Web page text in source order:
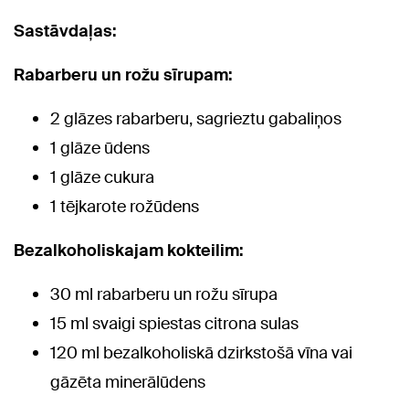
Sastāvdaļas:
Rabarberu un rožu sīrupam:
2 glāzes rabarberu, sagrieztu gabaliņos
1 glāze ūdens
1 glāze cukura
1 tējkarote rožūdens
Bezalkoholiskajam kokteilim:
30 ml rabarberu un rožu sīrupa
15 ml svaigi spiestas citrona sulas
120 ml bezalkoholiskā dzirkstošā vīna vai
gāzēta minerālūdens